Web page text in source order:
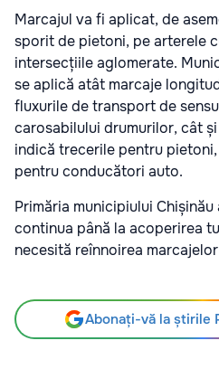
Marcajul va fi aplicat, de
sporit de pietoni, pe arterele
intersecțiile aglomerate.
se aplică atât marcaje
fluxurile de transport de
carosabilului drumurilor, cât
indică trecerile pentru
pentru conducători auto.
Primăria municipiului
continua până la acoperirea
necesită reînnoirea
Abonați-vă la știrile